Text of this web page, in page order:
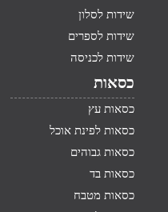
שידות לסלון
שידות לספרים
שידות לכניסה
כסאות
כסאות עץ
כסאות לפינת אוכל
כסאות גבוהים
כסאות בד
כסאות מטבח